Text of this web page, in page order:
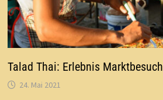
Talad Thai: Erlebnis Marktbesuch
24. Mai 2021